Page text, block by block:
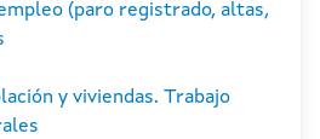
(paro registrado, altas,
y viviendas. Trabajo